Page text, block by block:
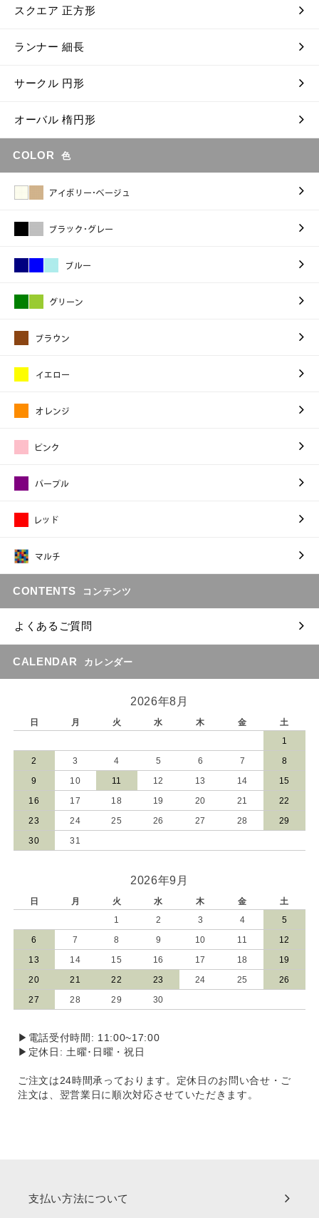
スクエア 正方形
ランナー 細長
サークル 円形
オーバル 楕円形
COLOR 色
CONTENTS コンテンツ
よくあるご質問
CALENDAR カレンダー
2026年8月
日 月 火 水 木 金
土
1
2 3 4 5 6 7 8
9 10 11 12 13 14 15
16 17 18 19 20 21 22
23 24 25 26 27 28 29
30 31
2026年9月
日 月 火 水 木 金
土
1
2 3 4 5
6 7 8 9 10 11 12
13 14 15 16 17 18 19
20 21 22 23 24 25 26
27 28 29 30
▶電話受付時間: 11:00~17:00
▶定休日: 土曜･日曜・祝日
ご注文は24時間承っております。定休日のお問い合せ・ご
注文は、翌営業日に順次対応させていただきます。
支払い方法について